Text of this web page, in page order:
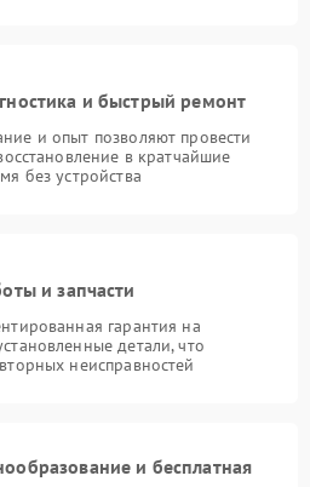
и быстрый ремонт
и опыт позволяют провести
в кратчайшие
без устройства
и запчасти
гарантия на
детали, что
неисправностей
и бесплатная